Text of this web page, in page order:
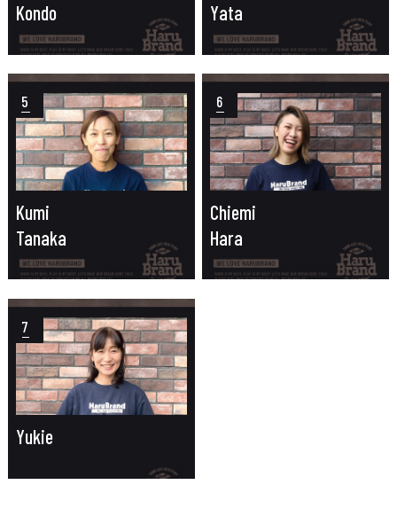
Kondo
Yata
Kumi
Tanaka
5
Chiemi
Hara
6
Yukie
7